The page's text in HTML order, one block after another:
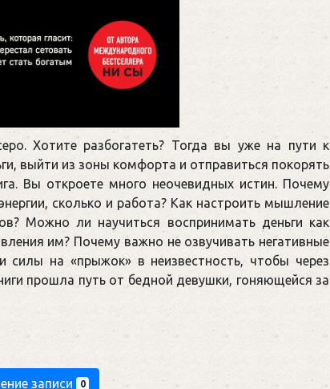
Хотите разбогатеть? Тогда вы уже на пути к
выйти из зоны комфорта и отправиться покорять
Вы откроете много неочевидных истин. Почему
сколько и работа? Как настроить мышление
Можно ли научиться воспринимать деньги как
им? Почему важно не озвучивать негативные
силы на «прыжок» в неизвестность, чтобы через
прошла путь от бедной девушки, гоняющейся за
записи 0